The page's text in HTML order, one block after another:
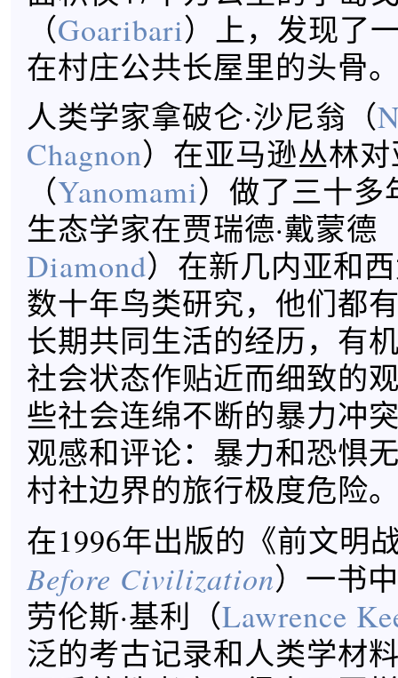
（Goaribari）上，发现了
在村庄公共长屋里的头骨
人类学家拿破仑·沙尼翁（
Chagnon）在亚马逊丛林
（Yanomami）做了三十多
生态学家在贾瑞德·戴蒙德
Diamond）在新几内亚和
数十年鸟类研究，他们都
长期共同生活的经历，有
社会状态作贴近而细致的
些社会连绵不断的暴力冲
观感和评论：暴力和恐惧
村社边界的旅行极度危险
在1996年出版的《前文明
Before Civilization）一书
劳伦斯·基利（Lawrence
泛的考古记录和人类学材